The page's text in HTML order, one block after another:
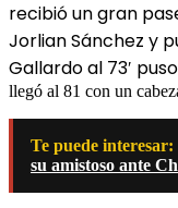
recibió un gran
Jorlian Sánchez y
Gallardo al 73′
llegó al 81 con un
Te puede interesar:
su amistoso ante